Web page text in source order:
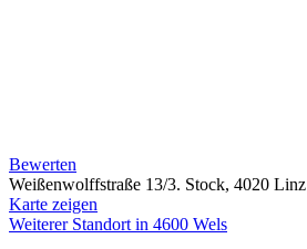
Bewerten
Weißenwolffstraße 13/3. Stock, 4020 Linz
Karte zeigen
Weiterer Standort in 4600 Wels